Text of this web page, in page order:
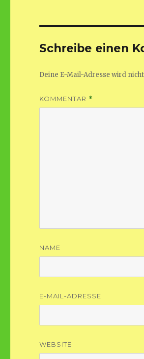
Schreibe einen
Deine E-Mail-Adresse wird
KOMMENTAR *
NAME
E-MAIL-ADRESSE
WEBSITE